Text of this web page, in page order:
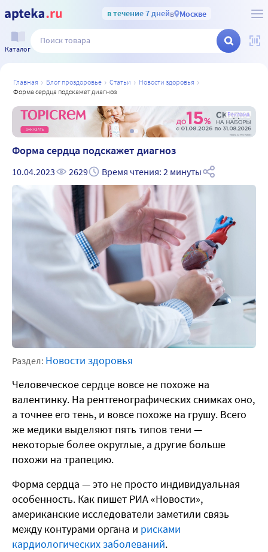
в течение 7 днейв Москве
Каталог
главная блог проздоровье статьи
новости здоровья
форма сердца подскажет диагноз
Реклама
Форма сердца подскажет диагноз
10.04.2023 2629 Время чтения: 2 минуты
Раздел: Новости здоровья
Человеческое сердце вовсе не похоже на
валентинку. На рентгенографических снимках оно,
а точнее его тень, и вовсе похоже на грушу. Всего
же медики выделяют пять типов тени —
некоторые более округлые, а другие больше
похожи на трапецию.
Форма сердца — это не просто индивидуальная
особенность. Как пишет РИА «Новости»,
американские исследователи заметили связь
между контурами органа и рисками
кардиологических заболеваний.